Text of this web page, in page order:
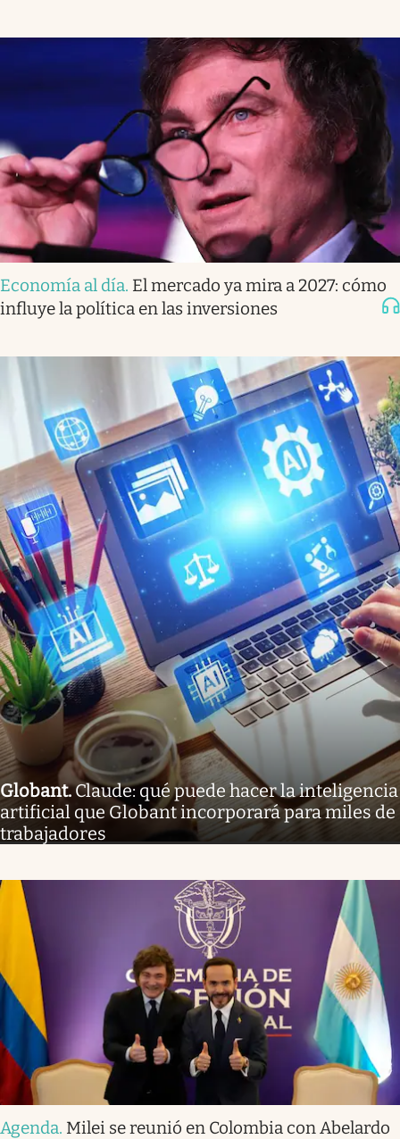
Economía al día. El mercado ya mira a 2027: cómo
influye la política en las inversiones
Globant.Claude: qué puede hacer la inteligencia
artificial que Globant incorporará para miles de
trabajadores
Agenda. Milei se reunió en Colombia con Abelardo